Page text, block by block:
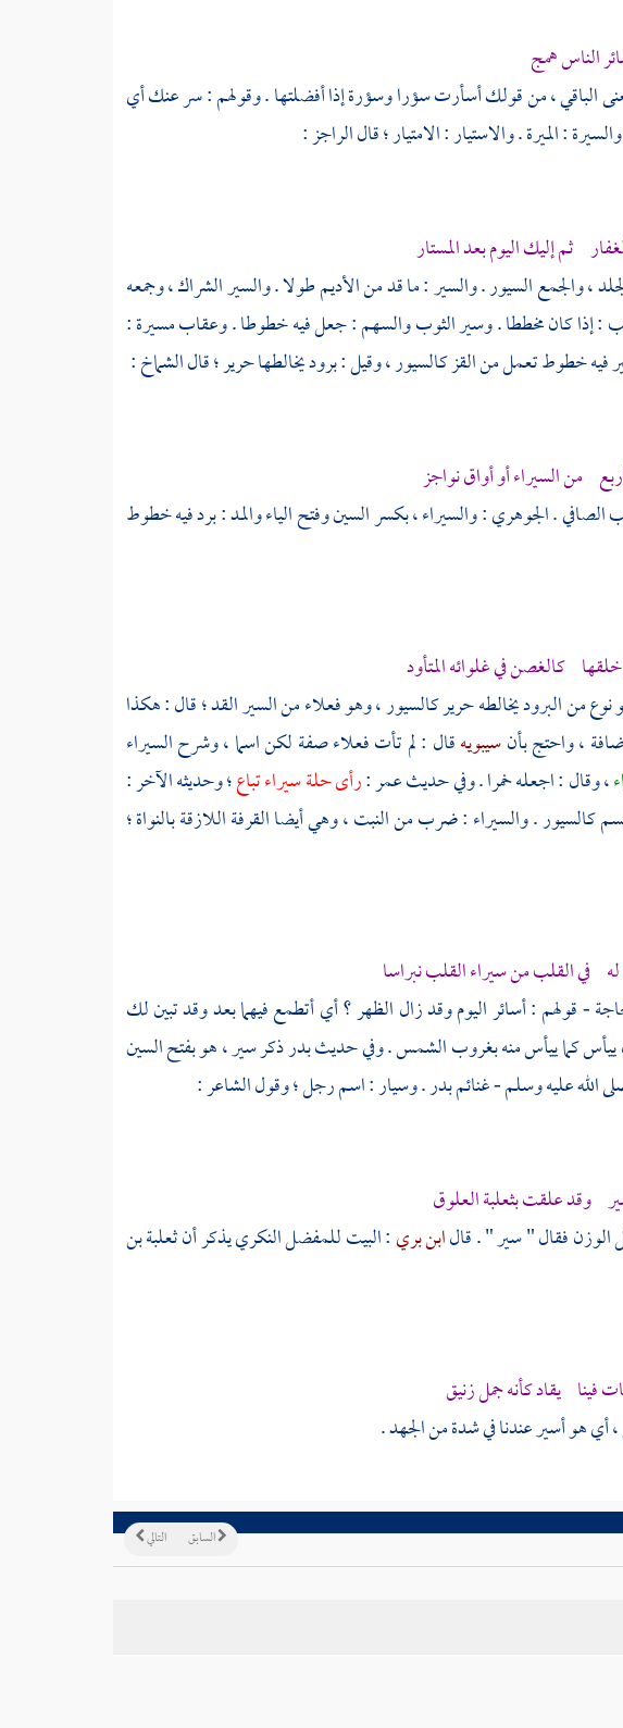
الناس همج
الباقي ، من قولك أسأرت سؤرا وسؤرة إذا أفضلتها . وقولهم : سر عنك أي
: الميرة . والاستيار : الامتيار ؛ قال الراجز :
ثم إليك اليوم بعد المستار
، والجمع السيور . والسير : ما قد من الأديم طولا . والسير الشراك ، وجمعه
: إذا كان مخططا . وسير الثوب والسهم : جعل فيه خطوطا . وعقاب مسيرة :
خطوط تعمل من القز كالسيور ، وقيل : برود يخالطها حرير ؛ قالالشماخ:
من السيراء أو أواق نواجز
الصافي .الجوهري: والسيراء ، بكسر السين وفتح الياء والمد : برد فيه خطوط
كالغصن في غلوائه المتأود
من البرود يخالطه حرير كالسيور ، وهو فعلاء من السير القد ؛ قال : هكذا
، واحتج بأنسيبويهقال : لم تأت فعلاء صفة لكن اسما ، وشرح السيراء
، وقال : اجعله خمرا . وفي حديثعمر:رأى حلة سيراء تباع؛ وحديثه الآخر :
كالسيور . والسيراء : ضرب من النبت ، وهي أيضا القرفة اللازقة بالنواة ؛
في القلب من سيراء القلب نبراسا
- قولهم : أسائر اليوم وقد زال الظهر ؟ أي أتطمع فيهما بعد وقد تبين لك
ييأس كما ييأس منه بغروب الشمس . وفي حديثبدرذكرسير، هو بفتح السين
الله عليه وسلم - غنائم بدر . وسيار : اسم رجل ؛ وقول الشاعر :
وقد علقت بثعلبة العلوق
الوزن فقال " سير " . قالابن بري: البيتللمفضل النكرييذكر أنثعلبة بن
فينا يقاد كأنه جمل زنيق
، أي هو أسير عندنا في شدة من الجهد .
التالي السابق